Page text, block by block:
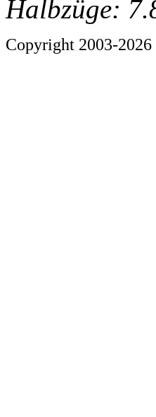
Halbzüge:
Copyright 2003-